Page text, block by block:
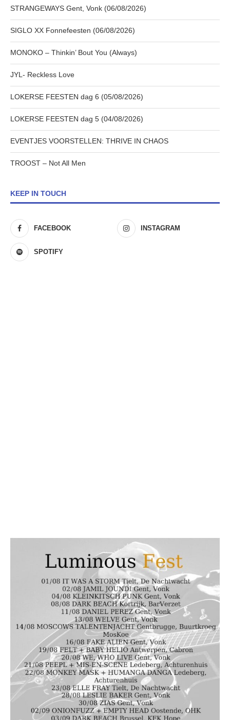
STRANGEWAYS Gent, Vonk (06/08/2026)
SIGLO XX Fonnefeesten (06/08/2026)
MONOKO – Thinkin’ Bout You (Always)
JYL- Reckless Love
LOKERSE FEESTEN dag 6 (05/08/2026)
LOKERSE FEESTEN dag 5 (04/08/2026)
EVENTJES VOORSTELLEN: THRIVE IN CHAOS
TROOST – Not All Men
KEEP IN TOUCH
FACEBOOK INSTAGRAM
SPOTIFY